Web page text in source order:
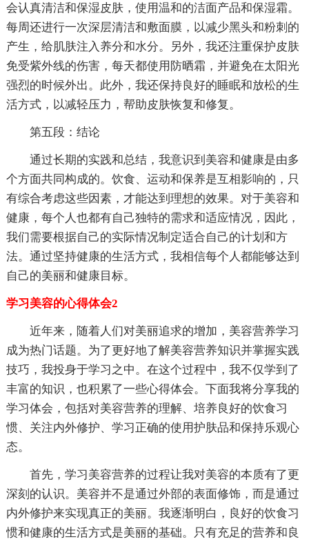
会认真清洁和保湿皮肤，使用温和的洁面产品和保湿霜。
每周还进行一次深层清洁和敷面膜，以减少黑头和粉刺的
产生，给肌肤注入养分和水分。另外，我还注重保护皮肤
免受紫外线的伤害，每天都使用防晒霜，并避免在太阳光
强烈的时候外出。此外，我还保持良好的睡眠和放松的生
活方式，以减轻压力，帮助皮肤恢复和修复。
第五段：结论
通过长期的实践和总结，我意识到美容和健康是由多
个方面共同构成的。饮食、运动和保养是互相影响的，只
有综合考虑这些因素，才能达到理想的效果。对于美容和
健康，每个人也都有自己独特的需求和适应情况，因此，
我们需要根据自己的实际情况制定适合自己的计划和方
法。通过坚持健康的生活方式，我相信每个人都能够达到
自己的美丽和健康目标。
学习美容的心得体会2
近年来，随着人们对美丽追求的增加，美容营养学习
成为热门话题。为了更好地了解美容营养知识并掌握实践
技巧，我投身于学习之中。在这个过程中，我不仅学到了
丰富的知识，也积累了一些心得体会。下面我将分享我的
学习体会，包括对美容营养的理解、培养良好的饮食习
惯、关注内外修护、学习正确的使用护肤品和保持乐观心
态。
首先，学习美容营养的过程让我对美容的本质有了更
深刻的认识。美容并不是通过外部的表面修饰，而是通过
内外修护来实现真正的美丽。我逐渐明白，良好的饮食习
惯和健康的生活方式是美丽的基础。只有充足的营养和良